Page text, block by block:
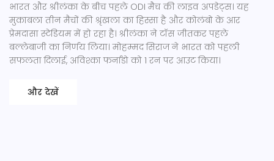
भारत और श्रीलंका के बीच पहले ODI मैच की लाइव अपडेट्स। यह
मुकाबला तीन मैचों की श्रृंखला का हिस्सा है और कोलंबो के आर
प्रेमदासा स्टेडियम में हो रहा है। श्रीलंका ने टॉस जीतकर पहले
बल्लेबाजी का निर्णय लिया। मोहम्मद सिराज ने भारत को पहली
सफलता दिलाई, अविश्का फर्नांडो को 1 रन पर आउट किया।
और देखें